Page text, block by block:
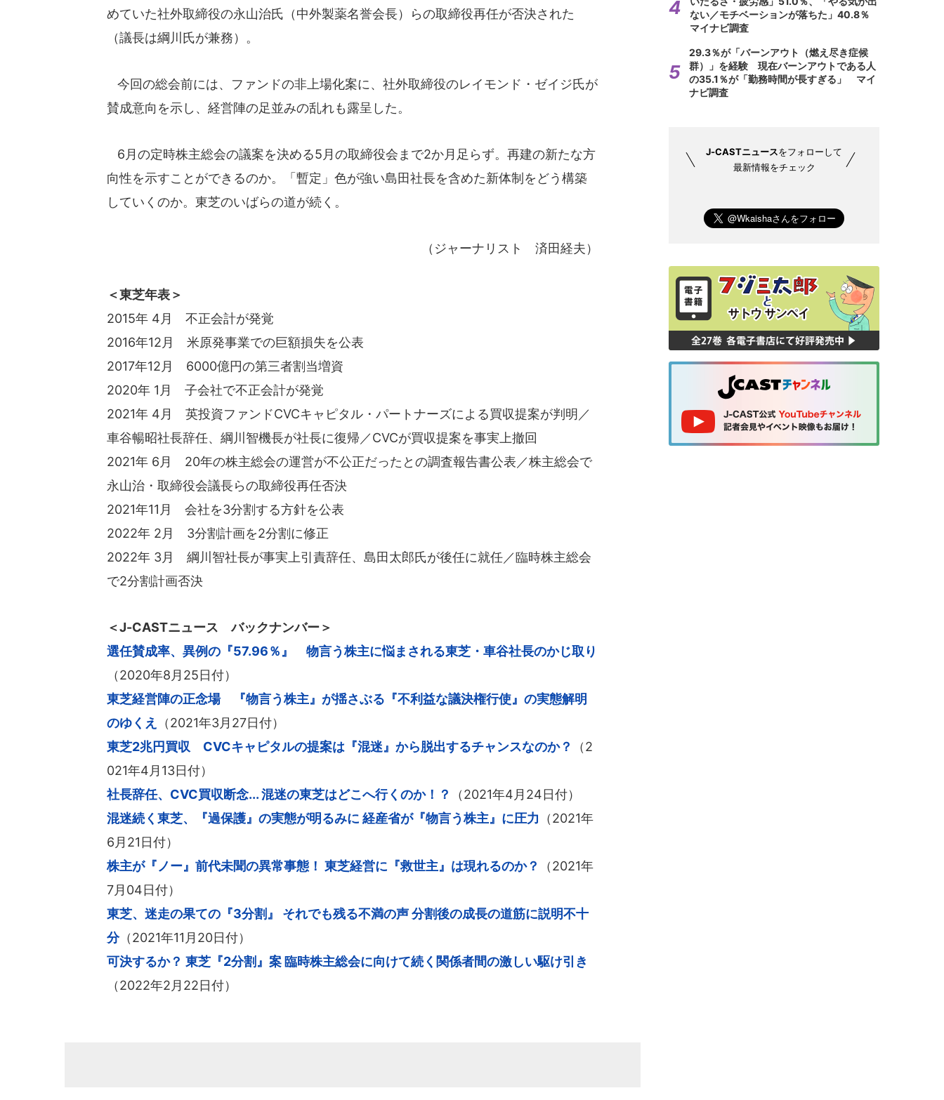
めていた社外取締役の永山治氏（中外製薬名誉会長）らの取締役再任が否決された
（議長は綱川氏が兼務）。
今回の総会前には、ファンドの非上場化案に、社外取締役のレイモンド・ゼイジ氏が
賛成意向を示し、経営陣の足並みの乱れも露呈した。
6月の定時株主総会の議案を決める5月の取締役会まで2か月足らず。再建の新たな方
向性を示すことができるのか。「暫定」色が強い島田社長を含めた新体制をどう構築
していくのか。東芝のいばらの道が続く。
（ジャーナリスト 済田経夫）
＜東芝年表＞
2015年 4月 不正会計が発覚
2016年12月 米原発事業での巨額損失を公表
2017年12月 6000億円の第三者割当増資
2020年 1月 子会社で不正会計が発覚
2021年 4月 英投資ファンドCVCキャピタル・パートナーズによる買収提案が判明／
車谷暢昭社長辞任、綱川智機長が社長に復帰／CVCが買収提案を事実上撤回
2021年 6月 20年の株主総会の運営が不公正だったとの調査報告書公表／株主総会で
永山治・取締役会議長らの取締役再任否決
2021年11月 会社を3分割する方針を公表
2022年 2月 3分割計画を2分割に修正
2022年 3月 綱川智社長が事実上引責辞任、島田太郎氏が後任に就任／臨時株主総会
で2分割計画否決
＜J-CASTニュース バックナンバー＞
選任賛成率、異例の『57.96％』 物言う株主に悩まされる東芝・車谷社長のかじ取り
（2020年8月25日付）
東芝経営陣の正念場 『物言う株主』が揺さぶる『不利益な議決権行使』の実態解明
のゆくえ
（2021年3月27日付）
東芝2兆円買収 CVCキャピタルの提案は『混迷』から脱出するチャンスなのか？
（2
021年4月13日付）
社長辞任、CVC買収断念... 混迷の東芝はどこへ行くのか！？
（2021年4月24日付）
混迷続く東芝、『過保護』の実態が明るみに 経産省が『物言う株主』に圧力 （2021年
6月21日付）
株主が『ノー』前代未聞の異常事態！ 東芝経営に『救世主』は現れるのか？
（2021年
7月04日付）
東芝、迷走の果ての『3分割』 それでも残る不満の声 分割後の成長の道筋に説明不十
分（2021年11月20日付）
可決するか？ 東芝『2分割』案 臨時株主総会に向けて続く関係者間の激しい駆け引き
（2022年2月22日付）
ない／モチベーションが落ちた」40.8％
マイナビ調査
29.3％が「バーンアウト（燃え尽き症候
群）」を経験 現在バーンアウトである人
の35.1％が「勤務時間が長すぎる」 マイ
ナビ調査
J-CASTニュースをフォローして
最新情報をチェック